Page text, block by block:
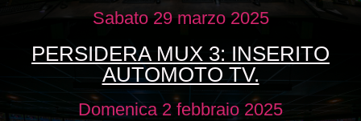
Sabato 29 marzo 2025
PERSIDERA MUX 3: INSERITO
AUTOMOTO TV.
Domenica 2 febbraio 2025